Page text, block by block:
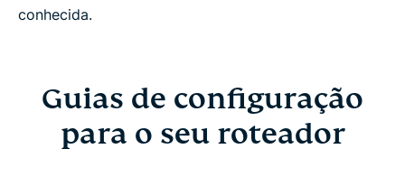
conhecida.
Guias de configuração
para o seu roteador